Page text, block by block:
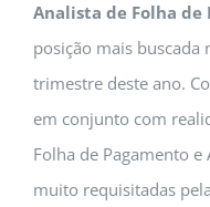
Analista de Folha de
posição mais
trimestre deste ano.
em conjunto com
Folha de Pagamento
muito requisitadas